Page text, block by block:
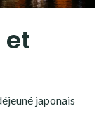
et
japonais